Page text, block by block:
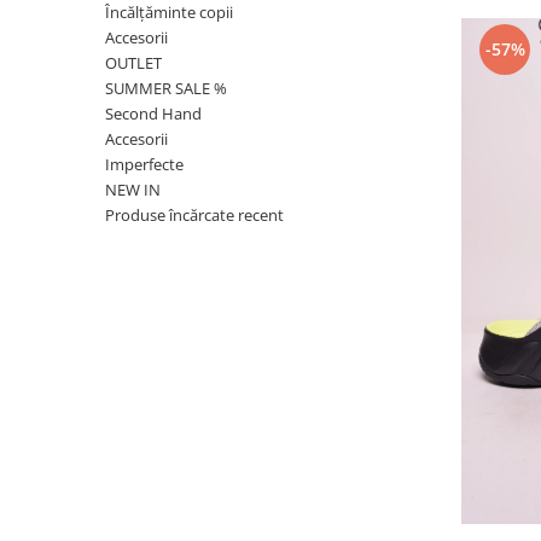
Încălțăminte copii
Accesorii
OUTLET
SUMMER SALE %
Second Hand
Accesorii
Imperfecte
NEW IN
Produse încărcate recent
-57%